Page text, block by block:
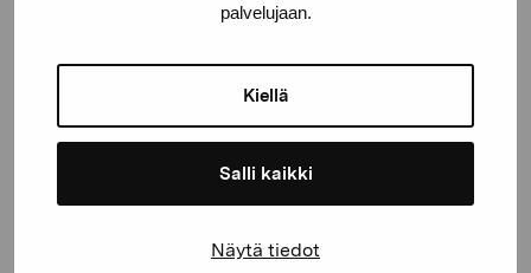
palvelujaan.
Kiellä
Salli kaikki
Näytä tiedot